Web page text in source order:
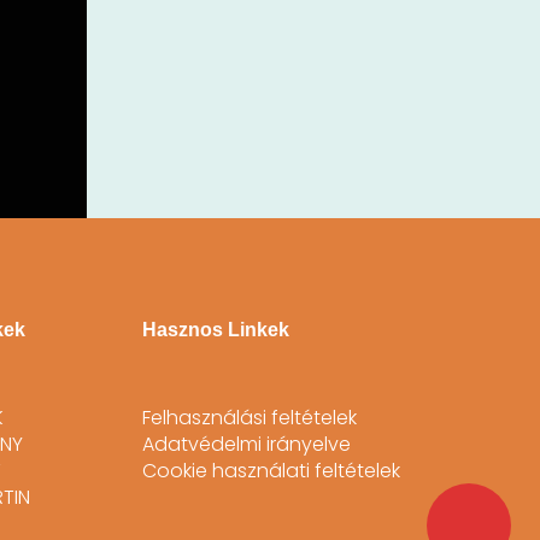
Hasznos Linkek
Felhasználási feltételek
Adatvédelmi irányelve
Cookie használati feltételek